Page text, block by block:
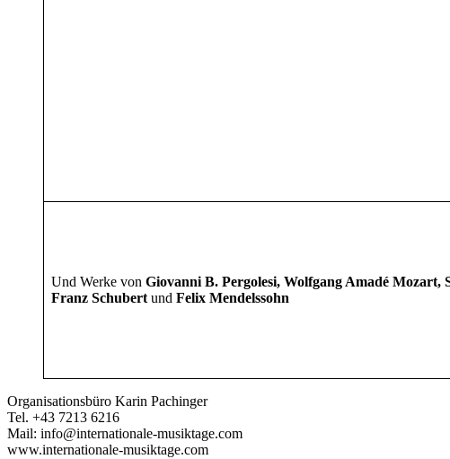
Und Werke von Giovanni B. Pergolesi, Wolfgang Amadé Mozart,
Franz Schubertund Felix Mendelssohn
Organisationsbüro Karin Pachinger
Tel. +43 7213 6216
Mail: info@internationale-musiktage.com
www.internationale-musiktage.com